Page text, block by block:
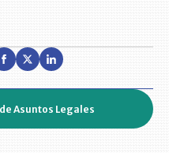
Asuntos Legales